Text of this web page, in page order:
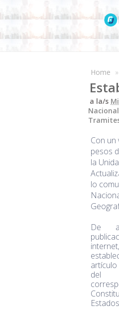
Home »
a la/s
Con un
pesos
la
lo
De